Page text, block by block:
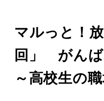
マルっと！
回」 がんば
～高校生の